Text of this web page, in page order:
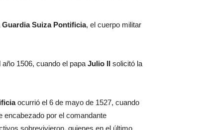
Guardia Suiza Pontificia, el cuerpo militar
1506, cuando el papa Julio II solicitó la
ocurrió el 6 de mayo de 1527, cuando
encabezado por el comandante
sobrevivieron, quienes en el último